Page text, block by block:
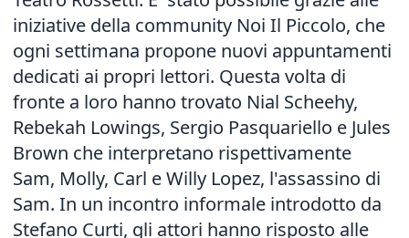
iniziative della community Noi Il Piccolo, che
ogni settimana propone nuovi appuntamenti
dedicati ai propri lettori. Questa volta di
fronte a loro hanno trovato Nial Scheehy,
Rebekah Lowings, Sergio Pasquariello e Jules
Brown che interpretano rispettivamente
Sam, Molly, Carl e Willy Lopez, l'assassino di
Sam. In un incontro informale introdotto da
Stefano Curti, gli attori hanno risposto alle